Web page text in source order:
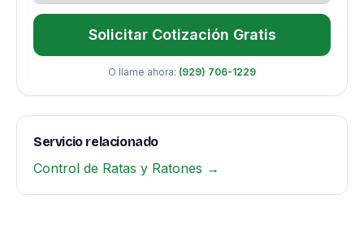
Solicitar Cotización Gratis
O llame ahora: (929) 706-1229
Servicio relacionado
Control de Ratas y Ratones →